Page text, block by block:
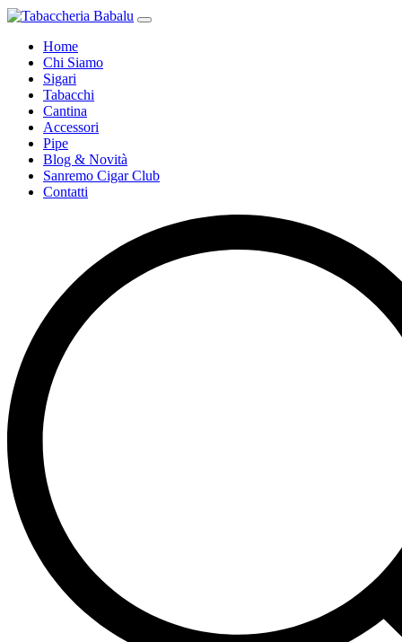
Home
Chi Siamo
Sigari
Tabacchi
Cantina
Accessori
Pipe
Blog & Novità
Sanremo Cigar Club
Contatti